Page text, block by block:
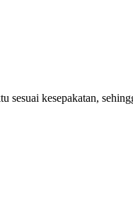
sesuai kesepakatan,